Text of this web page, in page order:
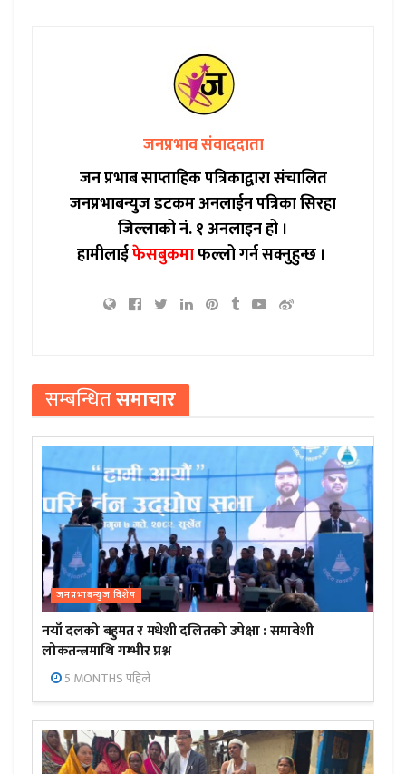
जनप्रभाव संवाददाता
जन प्रभाब साप्ताहिक पत्रिकाद्वारा संचालित
जनप्रभाबन्युज डटकम अनलाईन पत्रिका सिरहा
जिल्लाको नं. १ अनलाइन हो ।
हामीलाईफेसबुकमाफल्लो गर्न सक्नुहुन्छ ।
सम्बन्धितसमाचार
जनप्रभाबन्युज विशेष
नयाँ दलको बहुमत र मधेशी दलितको उपेक्षा : समावेशी
लोकतन्त्रमाथि गम्भीर प्रश्न
5 MONTHS पहिले